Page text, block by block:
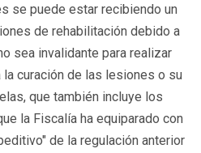
se puede estar recibiendo un
de rehabilitación debido a
sea invalidante para realizar
curación de las lesiones o su
que también incluye los
la Fiscalía ha equiparado con
de la regulación anterior